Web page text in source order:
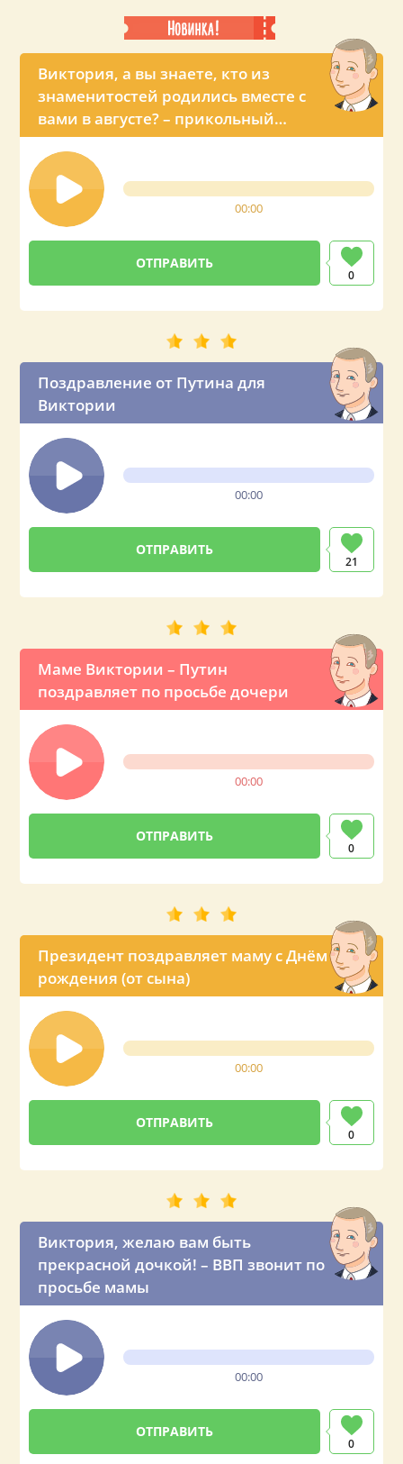
Виктория, а вы знаете, кто из
знаменитостей родились вместе с
вами в августе? – прикольный
звонок с именным поздравлением
от Владимира Владимировича
00:00
0
Поздравление от Путина для
Виктории
00:00
21
Маме Виктории – Путин
поздравляет по просьбе дочери
00:00
0
Президент поздравляет маму с Днём
рождения (от сына)
00:00
0
Виктория, желаю вам быть
прекрасной дочкой! – ВВП звонит по
просьбе мамы
00:00
0